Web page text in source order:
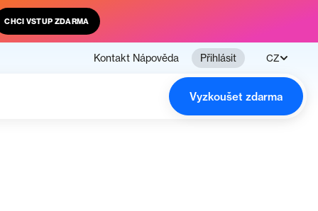
CHCI VSTUP ZDARMA
Kontakt Nápověda Přihlásit CZ
Vyzkoušet zdarma